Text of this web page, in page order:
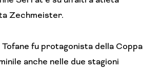
Zechmeister.
Tofane fu protagonista della Coppa
anche nelle due stagioni